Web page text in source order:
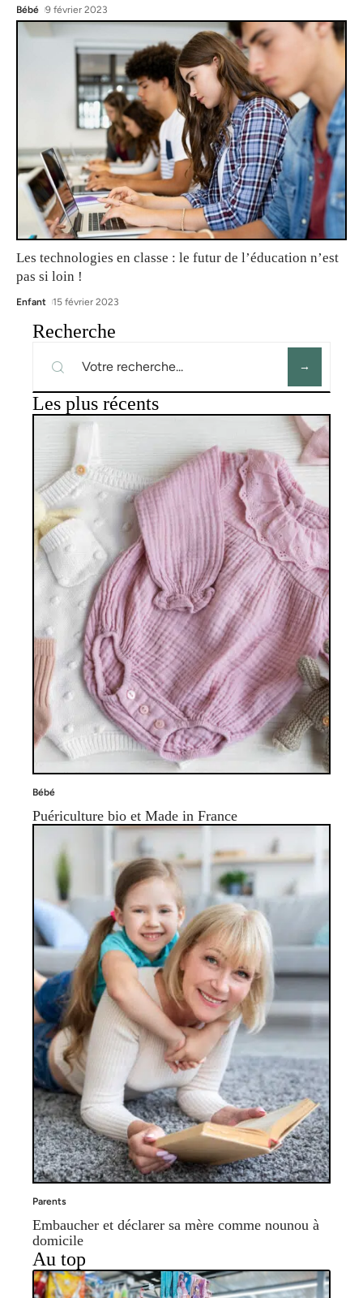
Bébé 9 février 2023
Les technologies en classe : le futur de l’éducation n’est
pas si loin !
Enfant 15 février 2023
Recherche
Les plus récents
Bébé
Puériculture bio et Made in France
Parents
Embaucher et déclarer sa mère comme nounou à
domicile
Au top